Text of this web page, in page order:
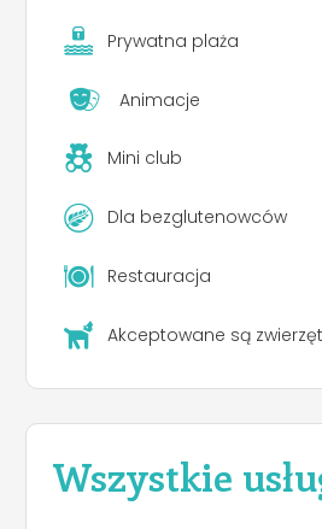
Prywatna plaża
Animacje
Mini club
Dla bezglutenowców
Restauracja
Akceptowane są
Wszystkie